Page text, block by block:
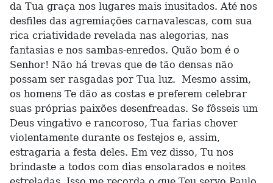
da Tua graça nos lugares mais inusitados. Até nos
desfiles das agremiações carnavalescas, com sua
rica criatividade revelada nas alegorias, nas
fantasias e nos sambas-enredos. Quão bom é o
Senhor! Não há trevas que de tão densas não
possam ser rasgadas por Tua luz. Mesmo assim,
os homens Te dão as costas e preferem celebrar
suas próprias paixões desenfreadas. Se fôsseis um
Deus vingativo e rancoroso, Tua farias chover
violentamente durante os festejos e, assim,
estragaria a festa deles. Em vez disso, Tu nos
brindaste a todos com dias ensolarados e noites